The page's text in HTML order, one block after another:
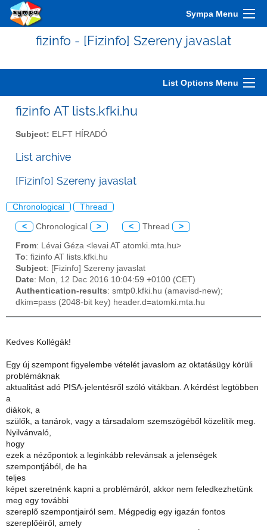
Sympa Menu
fizinfo - [Fizinfo] Szereny javaslat
List Options Menu
fizinfo AT lists.kfki.hu
Subject: ELFT HÍRADÓ
List archive
[Fizinfo] Szereny javaslat
Chronological Thread
< Chronological > < Thread >
From: Lévai Géza <levai AT atomki.mta.hu>
To: fizinfo AT lists.kfki.hu
Subject: [Fizinfo] Szereny javaslat
Date: Mon, 12 Dec 2016 10:04:59 +0100 (CET)
Authentication-results: smtp0.kfki.hu (amavisd-new);
dkim=pass (2048-bit key) header.d=atomki.mta.hu
Kedves Kollégák!
Egy új szempont figyelembe vételét javaslom az oktatásügy körüli
problémáknak
aktualitást adó PISA-jelentésről szóló vitákban. A kérdést legtöbben
a
diákok, a
szülők, a tanárok, vagy a társadalom szemszögéből közelítik meg.
Nyilvánvaló,
hogy
ezek a nézőpontok a leginkább relevánsak a jelenségek
szempontjából, de ha
teljes
képet szeretnénk kapni a problémáról, akkor nem feledkezhetünk
meg egy további
szereplő szempontjairól sem. Mégpedig egy igazán fontos
szereplőéiről, amely